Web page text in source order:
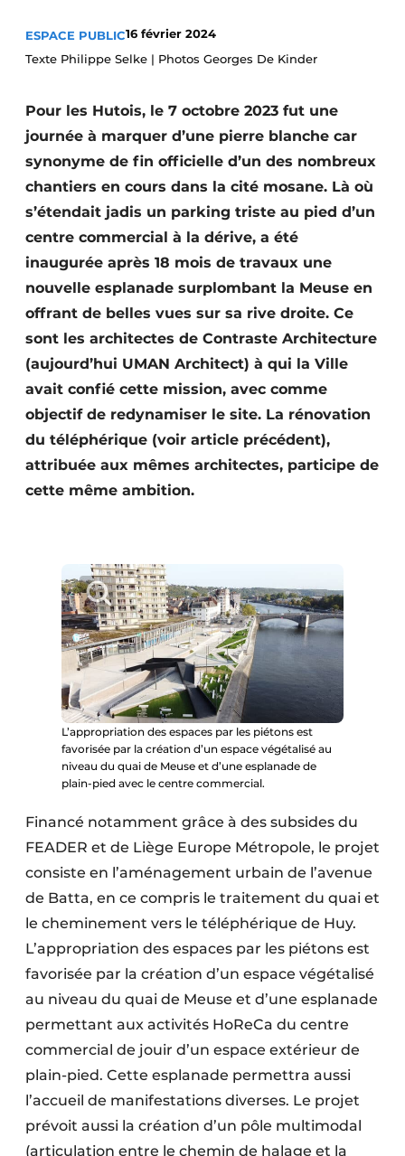
Video’s
Construction bois
Contrôle d’accès
Éclairage
Fondations
Géotextiles
Infrastructures souterraines et égouttage
Protection solaire
Rénovation
Techniques ferroviaires
Travaux ferroviaires
ESPACE PUBLIC16 février 2024
Texte Philippe Selke | Photos Georges De Kinder
Pour les Hutois, le 7 octobre 2023 fut une
journée à marquer d’une pierre blanche car
synonyme de fin officielle d’un des nombreux
chantiers en cours dans la cité mosane. Là où
s’étendait jadis un parking triste au pied d’un
centre commercial à la dérive, a été
inaugurée après 18 mois de travaux une
nouvelle esplanade surplombant la Meuse en
offrant de belles vues sur sa rive droite. Ce
sont les architectes de Contraste Architecture
(aujourd’hui UMAN Architect) à qui la Ville
avait confié cette mission, avec comme
objectif de redynamiser le site. La rénovation
du téléphérique (voir article précédent),
attribuée aux mêmes architectes, participe de
cette même ambition.
L’appropriation des espaces par les piétons est
favorisée par la création d’un espace végétalisé au
niveau du quai de Meuse et d’une esplanade de
plain-pied avec le centre commercial.
Financé notamment grâce à des subsides du
FEADER et de Liège Europe Métropole, le projet
consiste en l’aménagement urbain de l’avenue
de Batta, en ce compris le traitement du quai et
le cheminement vers le téléphérique de Huy.
L’appropriation des espaces par les piétons est
favorisée par la création d’un espace végétalisé
au niveau du quai de Meuse et d’une esplanade
permettant aux activités HoReCa du centre
commercial de jouir d’un espace extérieur de
plain-pied. Cette esplanade permettra aussi
l’accueil de manifestations diverses. Le projet
prévoit aussi la création d’un pôle multimodal
(articulation entre le chemin de halage et la